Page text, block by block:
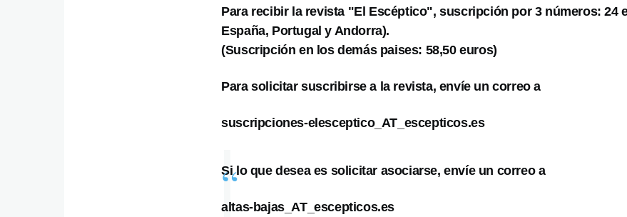
Para recibir la revista "El Escéptico", suscripción por 3 números: 24
España, Portugal y Andorra).
(Suscripción en los demás paises: 58,50 euros)
Para solicitar suscribirse a la revista, envíe un correo a
suscripciones-elesceptico_AT_escepticos.es
Si lo que desea es solicitar asociarse, envíe un correo a
altas-bajas_AT_escepticos.es